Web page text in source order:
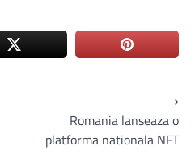
Romania lanseaza o
platforma nationala NFT
⟶